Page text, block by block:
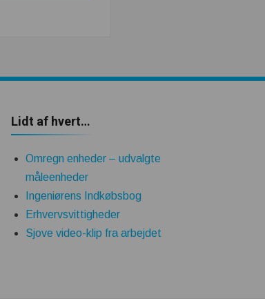
Lidt af hvert…
Omregn enheder – udvalgte
måleenheder
Ingeniørens Indkøbsbog
Erhvervsvittigheder
Sjove video-klip fra arbejdet